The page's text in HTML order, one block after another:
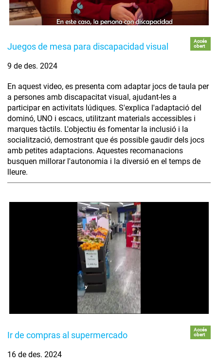
Juegos de mesa para discapacidad visual
Accés
obert
9 de des. 2024
En aquest video, es presenta com adaptar jocs de taula per
a persones amb discapacitat visual, ajudant-les a
participar en activitats lúdiques. S'explica l'adaptació del
dominó, UNO i escacs, utilitzant materials accessibles i
marques tàctils. L'objectiu és fomentar la inclusió i la
socialització, demostrant que és possible gaudir dels jocs
amb petites adaptacions. Aquestes recomanacions
busquen millorar l'autonomia i la diversió en el temps de
lleure.
Ir de compras al supermercado
Accés
obert
16 de des. 2024